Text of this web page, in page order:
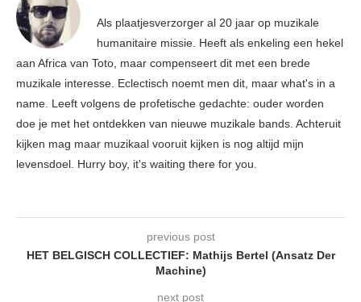
Als plaatjesverzorger al 20 jaar op muzikale
humanitaire missie. Heeft als enkeling een hekel
aan Africa van Toto, maar compenseert dit met een brede
muzikale interesse. Eclectisch noemt men dit, maar what's in a
name. Leeft volgens de profetische gedachte: ouder worden
doe je met het ontdekken van nieuwe muzikale bands. Achteruit
kijken mag maar muzikaal vooruit kijken is nog altijd mijn
levensdoel. Hurry boy, it's waiting there for you.
previous post
HET BELGISCH COLLECTIEF: Mathijs Bertel (Ansatz Der
Machine)
next post